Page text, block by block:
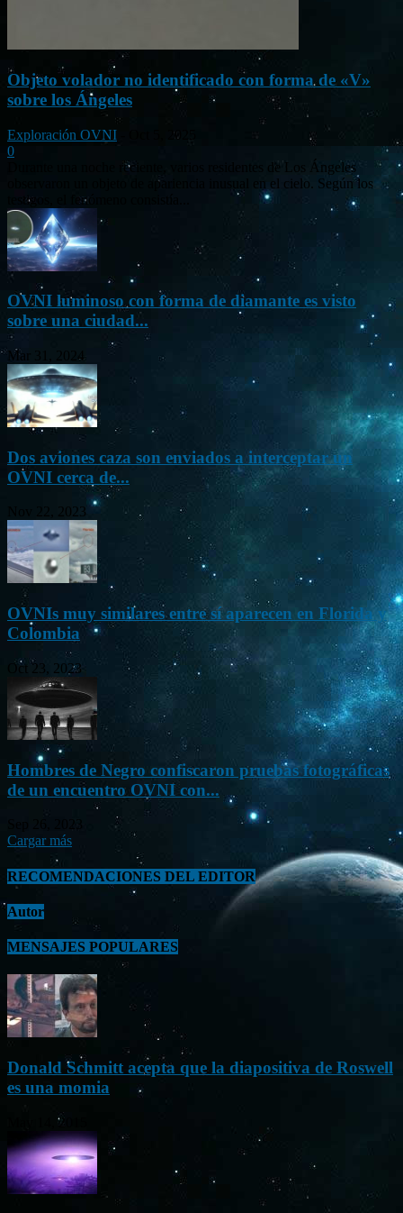
Objeto volador no identificado con forma de «V»
sobre los Ángeles
Exploración OVNI
Oct 5, 2025
0
Durante una noche reciente, varios residentes de Los Ángeles
observaron un objeto de apariencia inusual en el cielo. Según los
testigos, el fenómeno consistía...
OVNI luminoso con forma de diamante es visto
sobre una ciudad...
Mar 31, 2024
Dos aviones caza son enviados a interceptar un
OVNI cerca de...
Nov 22, 2023
OVNIs muy similares entre sí aparecen en Florida y
Colombia
Oct 23, 2023
Hombres de Negro confiscaron pruebas fotográficas
de un encuentro OVNI con...
Cargar más
RECOMENDACIONES DEL EDITOR
Autor
MENSAJES POPULARES
Donald Schmitt acepta que la diapositiva de Roswell
es una momia
May 14, 2015